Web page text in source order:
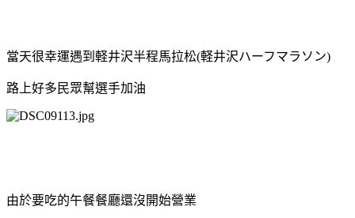
當天很幸運遇到軽井沢半程馬拉松(軽井沢ハーフマラソン)
路上好多民眾幫選手加油
由於要吃的午餐餐廳還沒開始營業